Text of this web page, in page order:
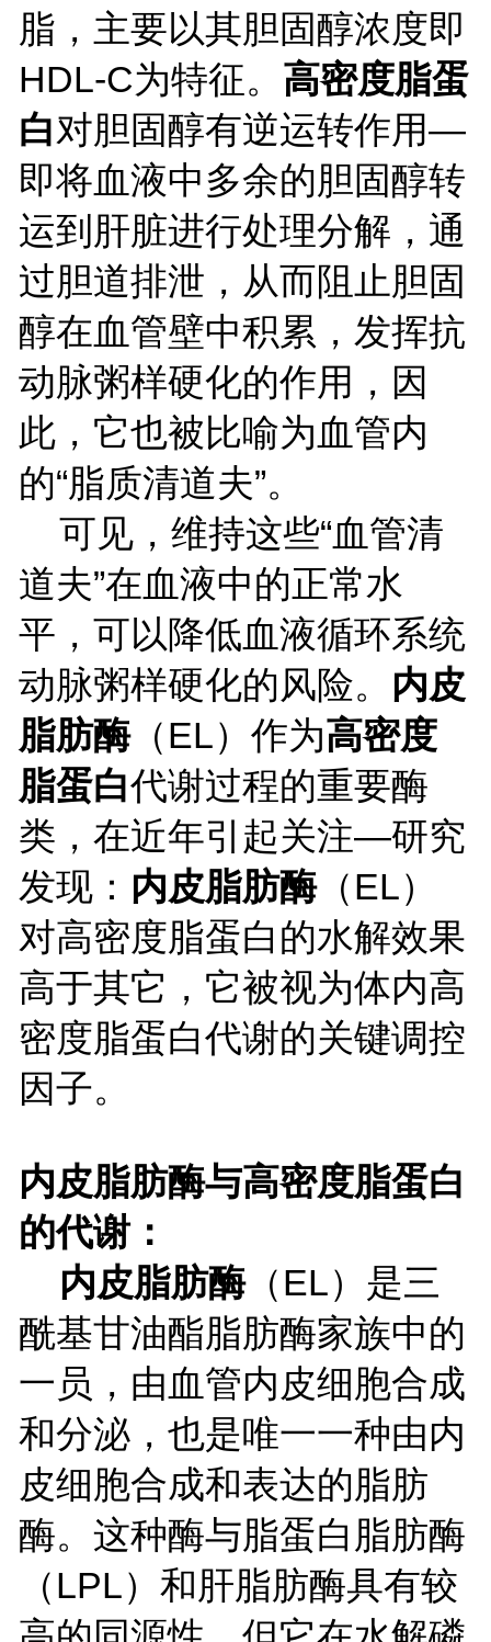
脂，主要以其胆固醇浓度即
HDL-C为特征。 高密度脂蛋
白对胆固醇有逆运转作用—
即将血液中多余的胆固醇转
运到肝脏进行处理分解，通
过胆道排泄，从而阻止胆固
醇在血管壁中积累，发挥抗
动脉粥样硬化的作用，因
此，它也被比喻为血管内
的“脂质清道夫”。
可见，维持这些“血管清
道夫”在血液中的正常水
平，可以降低血液循环系统
动脉粥样硬化的风险。 内皮
脂肪酶（EL）作为高密度
脂蛋白代谢过程的重要酶
类，在近年引起关注—研究
发现： 内皮脂肪酶（EL）
对高密度脂蛋白的水解效果
高于其它，它被视为体内高
密度脂蛋白代谢的关键调控
因子。
内皮脂肪酶与高密度脂蛋白
的代谢：
内皮脂肪酶（EL） 是三
酰基甘油酯脂肪酶家族中的
一员，由血管内皮细胞合成
和分泌，也是唯一一种由内
皮细胞合成和表达的脂肪
酶。这种酶与脂蛋白脂肪酶
（LPL）和肝脂肪酶具有较